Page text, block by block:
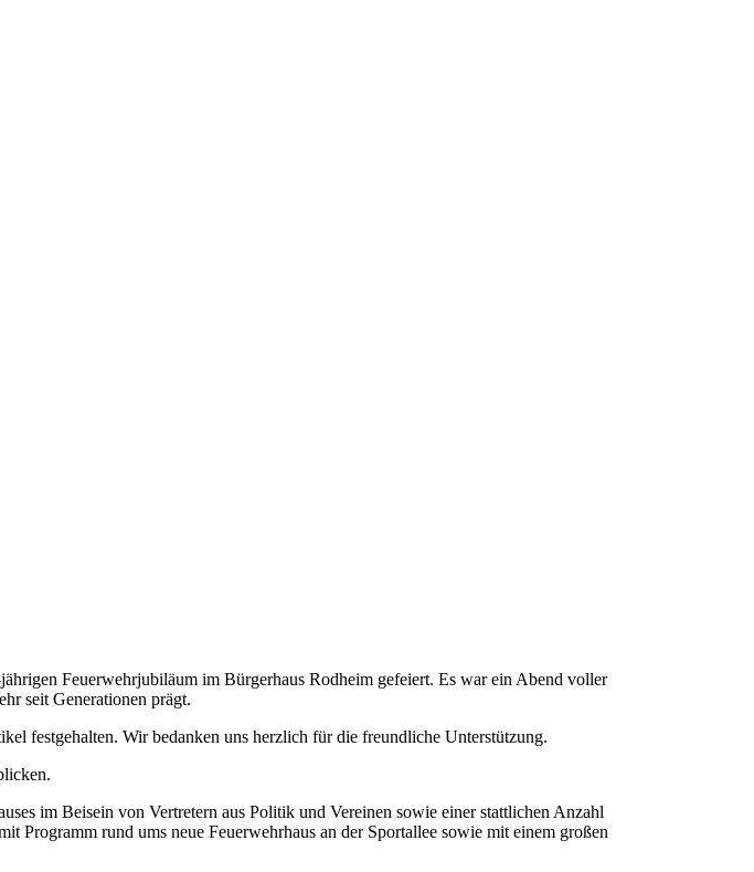
Feuerwehrjubiläum im Bürgerhaus Rodheim gefeiert. Es war ein Abend voller
seit Generationen prägt.
festgehalten. Wir bedanken uns herzlich für die freundliche Unterstützung.
im Beisein von Vertretern aus Politik und Vereinen sowie einer stattlichen Anzahl
Programm rund ums neue Feuerwehrhaus an der Sportallee sowie mit einem großen